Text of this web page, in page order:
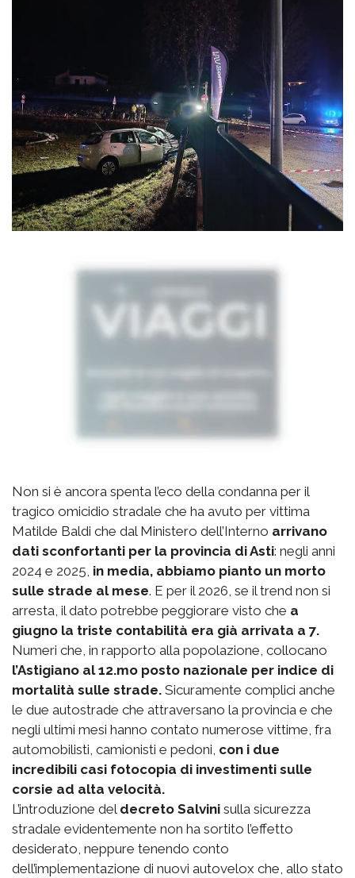
Non si è ancora spenta l’eco della condanna per il
tragico omicidio stradale che ha avuto per vittima
Matilde Baldi che dal Ministero dell’Interno arrivano
dati sconfortanti per la provincia di Asti: negli anni
2024 e 2025, in media, abbiamo pianto un morto
sulle strade al mese. E per il 2026, se il trend non si
arresta, il dato potrebbe peggiorare visto che a
giugno la triste contabilità era già arrivata a 7.
Numeri che, in rapporto alla popolazione, collocano
l’Astigiano al 12.mo posto nazionale per indice di
mortalità sulle strade. Sicuramente complici anche
le due autostrade che attraversano la provincia e che
negli ultimi mesi hanno contato numerose vittime, fra
automobilisti, camionisti e pedoni, con i due
incredibili casi fotocopia di investimenti sulle
corsie ad alta velocità.
L’introduzione del decreto Salvini sulla sicurezza
stradale evidentemente non ha sortito l’effetto
desiderato, neppure tenendo conto
dell’implementazione di nuovi autovelox che, allo stato